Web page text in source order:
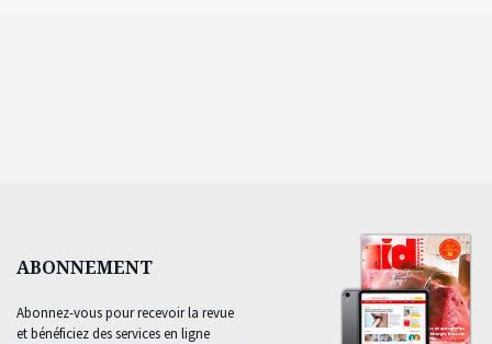
ABONNEMENT
Abonnez-vous pour recevoir la revue
et bénéficiez des services en ligne